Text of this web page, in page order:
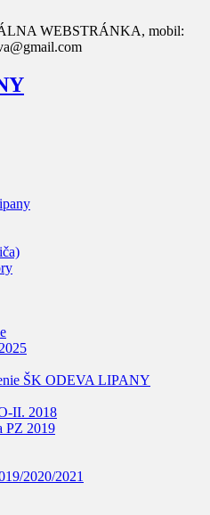
WEBSTRÁNKA, mobil:
ŠK ODEVA LIPANY
II. 2018
PZ 2019
2020/2021